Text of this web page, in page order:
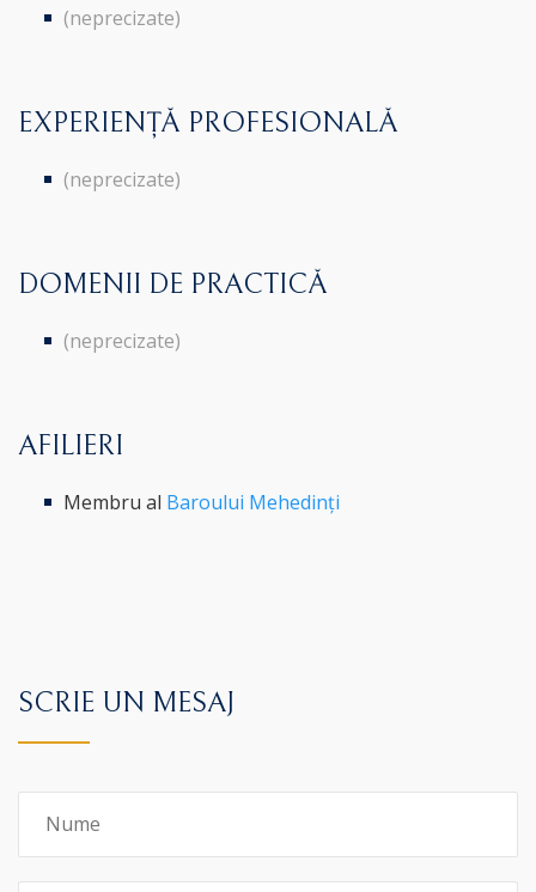
(neprecizate)
EXPERIENȚĂ PROFESIONALĂ
(neprecizate)
DOMENII DE PRACTICĂ
(neprecizate)
AFILIERI
Membru al Baroului Mehedinți
SCRIE UN MESAJ